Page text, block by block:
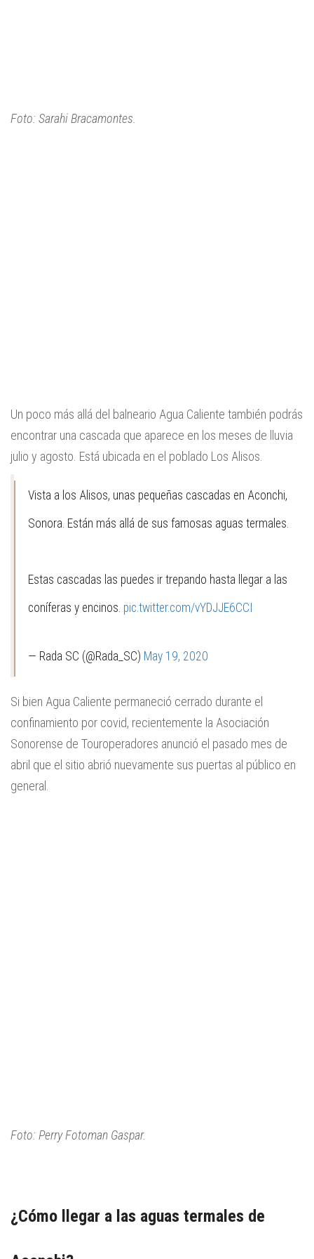
Foto: Sarahi Bracamontes.
Un poco más allá del balneario Agua Caliente también podrás
encontrar una cascada que aparece en los meses de lluvia
julio y agosto. Está ubicada en el poblado Los Alisos.
Vista a los Alisos, unas pequeñas cascadas en Aconchi,
Sonora. Están más allá de sus famosas aguas termales.
Estas cascadas las puedes ir trepando hasta llegar a las
coníferas y encinos. pic.twitter.com/vYDJJE6CCI
— Rada SC (@Rada_SC) May 19, 2020
Si bien Agua Caliente permaneció cerrado durante el
confinamiento por covid, recientemente la Asociación
Sonorense de Touroperadores anunció el pasado mes de
abril que el sitio abrió nuevamente sus puertas al público en
general.
Foto: Perry Fotoman Gaspar.
¿Cómo llegar a las aguas termales de